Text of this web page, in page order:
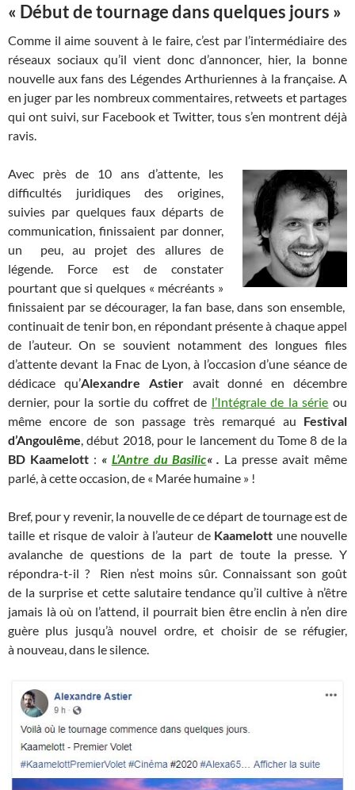
« Début de tournage dans quelques jours »
Comme il aime souvent à le faire, c’est par l’intermédiaire des
réseaux sociaux qu’il vient donc d’annoncer, hier, la bonne
nouvelle aux fans des Légendes Arthuriennes à la française. A
en juger par les nombreux commentaires, retweets et partages
qui ont suivi, sur Facebook et Twitter, tous s’en montrent déjà
ravis.
Avec près de 10 ans d’attente, les
difficultés juridiques des origines,
suivies par quelques faux départs de
communication, finissaient par donner,
un peu, au projet des allures de
légende. Force est de constater
pourtant que si quelques « mécréants »
finissaient par se décourager, la fan base, dans son ensemble,
continuait de tenir bon, en répondant présente à chaque appel
de l’auteur. On se souvient notamment des longues files
d’attente devant la Fnac de Lyon, à l’occasion d’une séance de
dédicace qu’Alexandre Astieravait donné en décembre
dernier, pour la sortie du coffret de l’Intégrale de la série ou
même encore de son passage très remarqué au Festival
d’Angoulême, début 2018, pour le lancement du Tome 8 de la
BD Kaamelott: « L’Antre du Basilic« . La presse avait même
parlé, à cette occasion, de « Marée humaine » !
Bref, pour y revenir, la nouvelle de ce départ de tournage est de
taille et risque de valoir à l’auteur de Kaamelott une nouvelle
avalanche de questions de la part de toute la presse. Y
répondra-t-il ? Rien n’est moins sûr. Connaissant son goût
de la surprise et cette salutaire tendance qu’il cultive à n’être
jamais là où on l’attend, il pourrait bien être enclin à n’en dire
guère plus jusqu’à nouvel ordre, et choisir de se réfugier,
à nouveau, dans le silence.